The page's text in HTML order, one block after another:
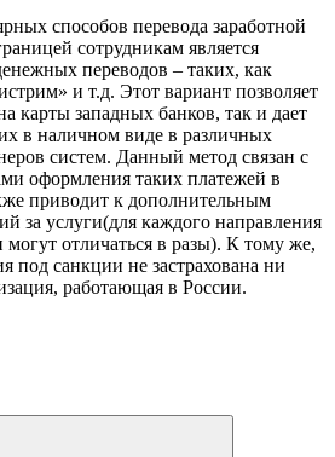
способов перевода заработной
сотрудникам является
переводов – таких, как
и т.д. Этот вариант позволяет
карты западных банков, так и дает
в наличном виде в различных
систем. Данный метод связан с
оформления таких платежей в
приводит к дополнительным
за услуги(для каждого направления
отличаться в разы). К тому же,
под санкции не застрахована ни
работающая в России.